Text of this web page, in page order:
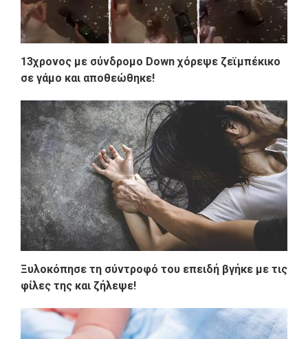
13χρονος με σύνδρομο Down χόρεψε ζεϊμπέκικο
σε γάμο και αποθεώθηκε!
Ξυλοκόπησε τη σύντροφό του επειδή βγήκε με τις
φίλες της και ζήλεψε!